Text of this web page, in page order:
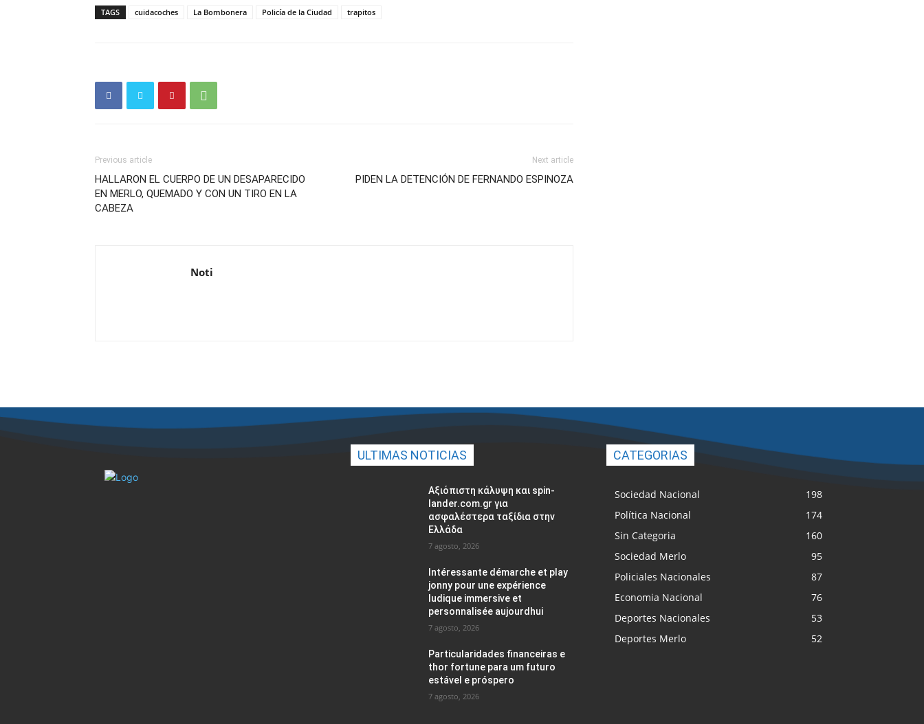
TAGS cuidacoches La Bombonera Policía de la Ciudad trapitos
Previous article
HALLARON EL CUERPO DE UN DESAPARECIDO
EN MERLO, QUEMADO Y CON UN TIRO EN LA
CABEZA
Next article
PIDEN LA DETENCIÓN DE FERNANDO ESPINOZA
Noti
ULTIMAS NOTICIAS
Αξιόπιστη κάλυψη και spin-
lander.com.gr για
ασφαλέστερα ταξίδια στην
Ελλάδα
7 agosto, 2026
Intéressante démarche et play
jonny pour une expérience
ludique immersive et
personnalisée aujourdhui
7 agosto, 2026
Particularidades financeiras e
thor fortune para um futuro
estável e próspero
7 agosto, 2026
CATEGORIAS
Sociedad Nacional
198
Política Nacional
174
Sin Categoria
160
Sociedad Merlo
95
Policiales Nacionales
87
Economia Nacional
76
Deportes Nacionales
53
Deportes Merlo
52